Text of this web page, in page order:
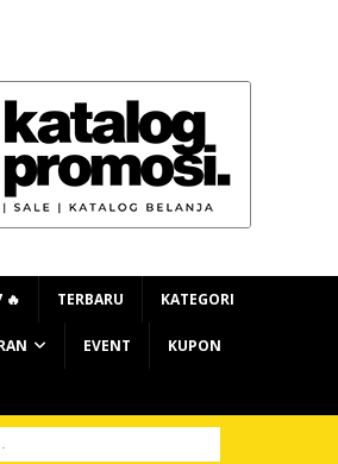
🔥 TERBARU KATEGORI
EVENT KUPON